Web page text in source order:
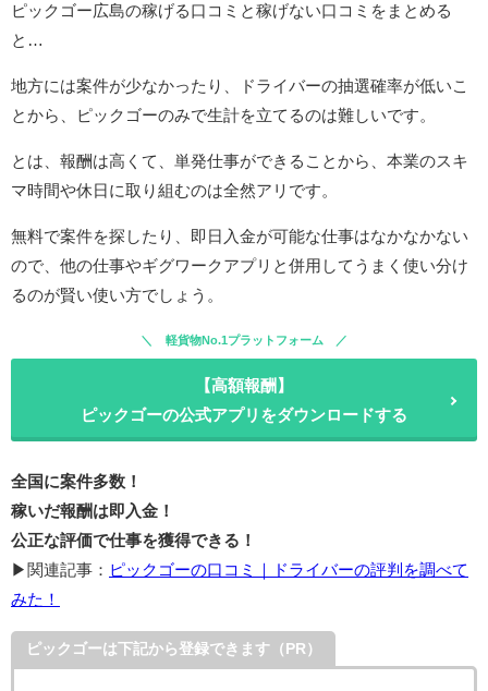
ピックゴー広島の稼げる口コミと稼げない口コミをまとめる
と…
地方には案件が少なかったり、ドライバーの抽選確率が低いこ
とから、ピックゴーのみで生計を立てるのは難しいです。
とは、報酬は高くて、単発仕事ができることから、本業のスキ
マ時間や休日に取り組むのは全然アリです。
無料で案件を探したり、即日入金が可能な仕事はなかなかない
ので、他の仕事やギグワークアプリと併用してうまく使い分け
るのが賢い使い方でしょう。
軽貨物No.1プラットフォーム
【高額報酬】
ピックゴーの公式アプリをダウンロードする
全国に案件多数！
稼いだ報酬は即入金！
公正な評価で仕事を獲得できる！
▶関連記事： ピックゴーの口コミ｜ドライバーの評判を調べて
みた！
ピックゴーは下記から登録できます（PR）